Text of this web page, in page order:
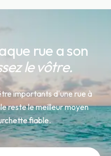
rue a son
le vôtre.
importants d'une rue à
reste le meilleur moyen
fiable.